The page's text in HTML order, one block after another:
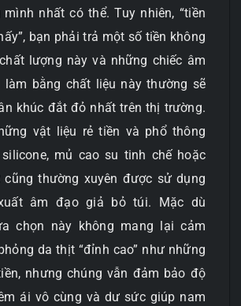
mình nhất có thể. Tuy nhiên, “tiền
bạn phải trả một số tiền không
lượng này và những chiếc âm
làm bằng chất liệu này thường sẽ
khúc đắt đỏ nhất trên thị trường.
vật liệu rẻ tiền và phổ thông
mủ cao su tinh chế hoặc
cũng thường xuyên được sử dụng
âm đạo giả bỏ túi. Mặc dù
chọn này không mang lại cảm
da thịt “đỉnh cao” như những
nhưng chúng vẫn đảm bảo độ
ái vô cùng và dư sức giúp nam